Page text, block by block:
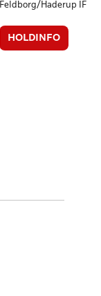
Feldborg/Haderup IF
HOLDINFO